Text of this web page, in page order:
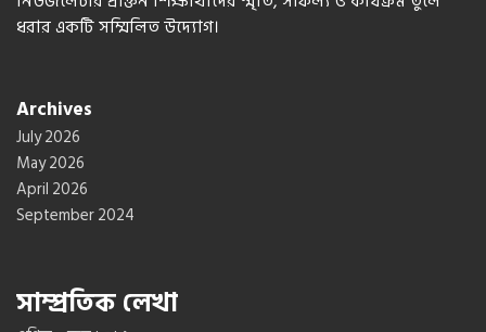
ধরার একটি সম্মিলিত উদ্যোগ।
Archives
July 2026
May 2026
April 2026
September 2024
সাম্প্রতিক লেখা